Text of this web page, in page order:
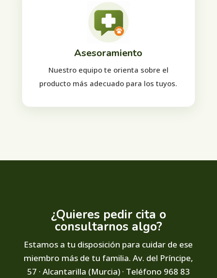
Asesoramiento
Nuestro equipo te orienta sobre el
producto más adecuado para los tuyos.
¿Quieres pedir cita o
consultarnos algo?
Estamos a tu disposición para cuidar de ese
miembro más de tu familia. Av. del Príncipe,
57 · Alcantarilla (Murcia) · Teléfono 968 83